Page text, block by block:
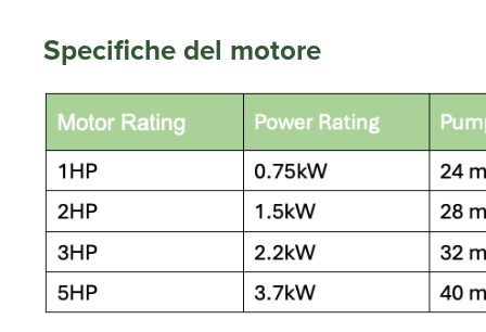
Specifiche del motore